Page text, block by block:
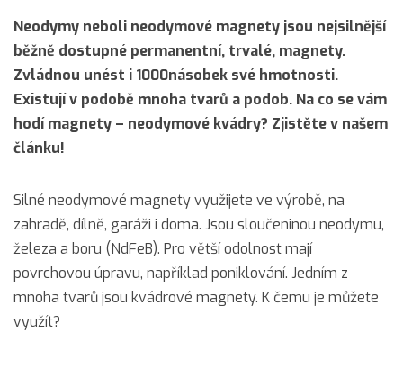
Neodymy neboli neodymové magnety jsou nejsilnější
běžně dostupné permanentní, trvalé, magnety.
Zvládnou unést i 1000násobek své hmotnosti.
Existují v podobě mnoha tvarů a podob. Na co se vám
hodí magnety – neodymové kvádry? Zjistěte v našem
článku!
Silné neodymové magnety využijete ve výrobě, na
zahradě, dílně, garáži i doma. Jsou sloučeninou neodymu,
železa a boru (NdFeB). Pro větší odolnost mají
povrchovou úpravu, například poniklování. Jedním z
mnoha tvarů jsou kvádrové magnety. K čemu je můžete
využít?